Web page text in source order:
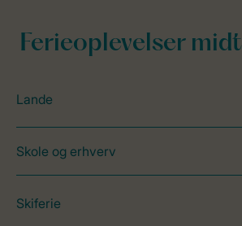
Ferieoplevelser
Lande
Skole og erhverv
Skiferie